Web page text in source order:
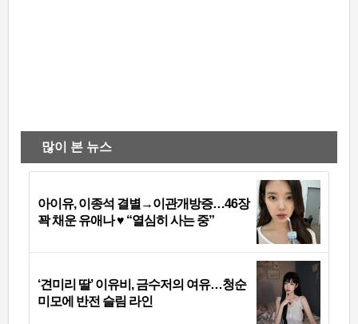
많이 본 뉴스
아이유, 이종석 결별→이관개방증…46장
꽉 채운 유애나 ♥ “열심히 사는 중”
‘견미리 딸’ 이유비, 금수저의 여유…청순
미모에 반전 슬림 라인